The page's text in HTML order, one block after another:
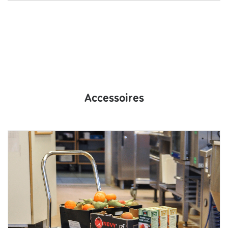
content/uploads/2022/07/Information-Produits-acier-
Accessoires